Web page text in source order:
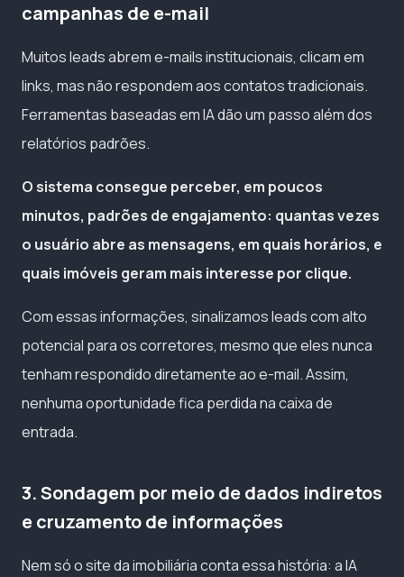
campanhas de e-mail
Muitos leads abrem e-mails institucionais, clicam em
links, mas não respondem aos contatos tradicionais.
Ferramentas baseadas em IA dão um passo além dos
relatórios padrões.
O sistema consegue perceber, em poucos
minutos, padrões de engajamento: quantas vezes
o usuário abre as mensagens, em quais horários, e
quais imóveis geram mais interesse por clique.
Com essas informações, sinalizamos leads com alto
potencial para os corretores, mesmo que eles nunca
tenham respondido diretamente ao e-mail. Assim,
nenhuma oportunidade fica perdida na caixa de
entrada.
3. Sondagem por meio de dados indiretos
e cruzamento de informações
Nem só o site da imobiliária conta essa história: a IA